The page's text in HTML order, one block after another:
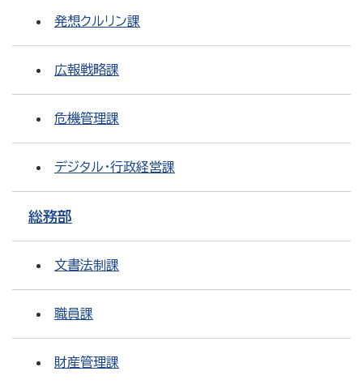
発想クルリン課
広報戦略課
危機管理課
デジタル・行政経営課
総務部
文書法制課
職員課
財産管理課